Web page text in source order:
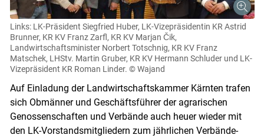
Links: LK-Präsident Siegfried Huber, LK-Vizepräsidentin KR Astrid
Brunner, KR KV Franz Zarfl, KR KV Marjan Čik,
Landwirtschaftsminister Norbert Totschnig, KR KV Franz
Matschek, LHStv. Martin Gruber, KR KV Hermann Schluder und LK-
Vizepräsident KR Roman Linder. © Wajand
Auf Einladung der Landwirtschaftskammer Kärnten trafen
sich Obmänner und Geschäftsführer der agrarischen
Genossenschaften und Verbände auch heuer wieder mit
den LK-Vorstandsmitgliedern zum jährlichen Verbände-